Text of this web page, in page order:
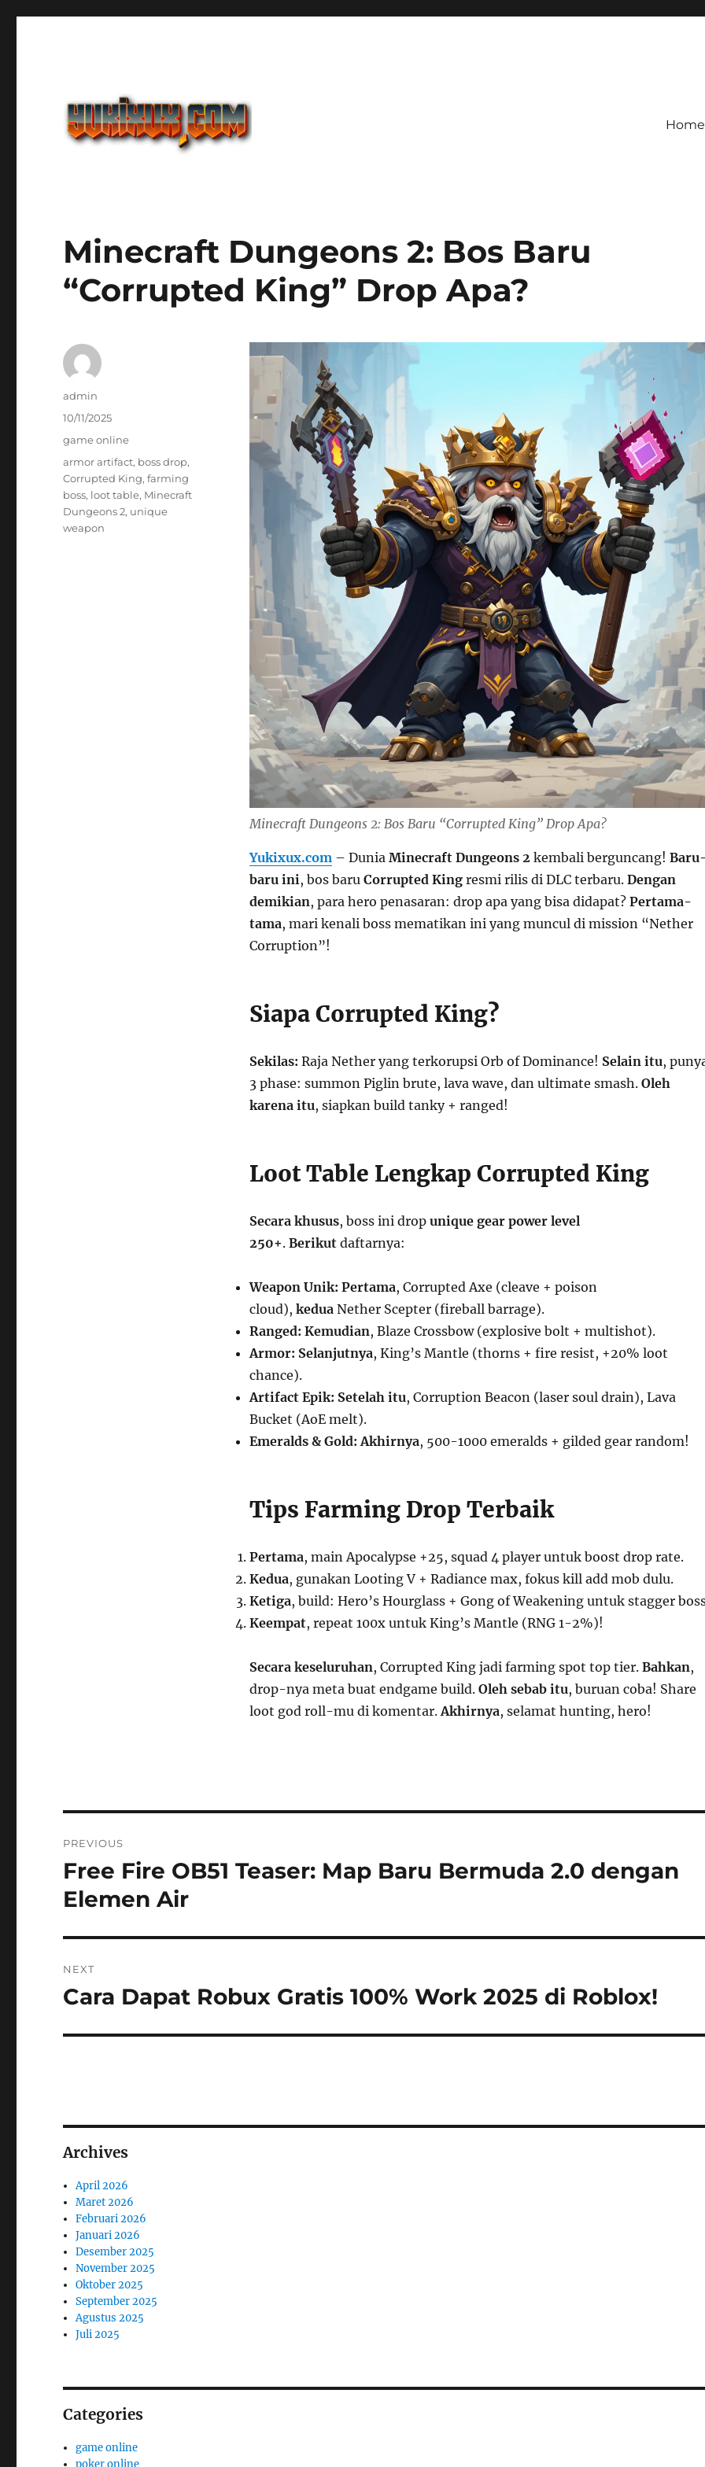
Home
Minecraft Dungeons 2: Bos Baru
“Corrupted King” Drop Apa?
Minecraft Dungeons 2: Bos Baru “Corrupted King” Drop Apa?
Yukixux.com– Dunia Minecraft Dungeons 2kembali berguncang!
baru ini, bos baru Corrupted Kingresmi rilis di DLC terbaru. Dengan
demikian, para hero penasaran: drop apa yang bisa didapat? Pertama-
tama, mari kenali boss mematikan ini yang muncul di mission “Nether
Corruption”!
Siapa Corrupted King?
Sekilas: Raja Nether yang terkorupsi Orb of Dominance! Selain itu,
3 phase: summon Piglin brute, lava wave, dan ultimate smash. Oleh
karena itu, siapkan build tanky + ranged!
Loot Table Lengkap Corrupted King
Secara khusus, boss ini drop unique gear power level
250+. Berikutdaftarnya:
Weapon Unik: Pertama, Corrupted Axe (cleave + poison
cloud), keduaNether Scepter (fireball barrage).
Ranged: Kemudian, Blaze Crossbow (explosive bolt + multishot).
Armor: Selanjutnya, King’s Mantle (thorns + fire resist, +20% loot
chance).
Artifact Epik: Setelah itu, Corruption Beacon (laser soul drain), Lava
Bucket (AoE melt).
Emeralds & Gold: Akhirnya, 500-1000 emeralds + gilded gear random!
Tips Farming Drop Terbaik
Pertama, main Apocalypse +25, squad 4 player untuk boost drop rate.
Kedua, gunakan Looting V + Radiance max, fokus kill add mob dulu.
Ketiga, build: Hero’s Hourglass + Gong of Weakening untuk stagger
Keempat, repeat 100x untuk King’s Mantle (RNG 1-2%)!
Secara keseluruhan, Corrupted King jadi farming spot top tier. Bahkan,
drop-nya meta buat endgame build. Oleh sebab itu, buruan coba! Share
loot god roll-mu di komentar.Akhirnya, selamat hunting, hero!
Author
admin
Posted
10/11/2025
Categories
game online
Tags
armor artifact, boss drop,
Corrupted King,farming
boss, loot table, Minecraft
Dungeons 2, unique
weapon
pos
PREVIOUS
Previous
post:
Free Fire OB51 Teaser: Map Baru Bermuda 2.0 dengan
Elemen Air
NEXT
Next
Cara Dapat Robux Gratis 100% Work 2025 di Roblox!
Archives
April 2026
Maret 2026
Februari 2026
Januari 2026
Desember 2025
November 2025
Oktober 2025
September 2025
Agustus 2025
Juli 2025
Categories
game online